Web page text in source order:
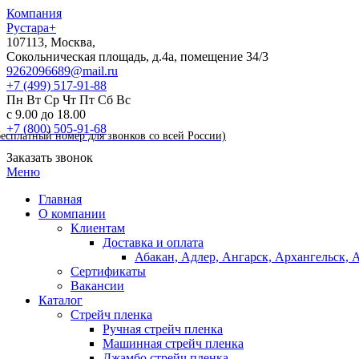
Компания
Рустара+
107113, Москва,
Сокольническая площадь, д.4а, помещение 34/3
9262096689@mail.ru
+7 (499) 517-91-88
Пн Вт Ср Чт Пт Сб Вс
с 9.00 до 18.00
+7 (800)505-91-68
номер для звонков со всей России)
Заказать звонок
Меню
Главная
О компании
Клиентам
Доставка и оплата
Абакан, Адлер, Ангарск, Архангельск,
Сертификаты
Вакансии
Каталог
Стрейч пленка
Ручная стрейч пленка
Машинная стрейч пленка